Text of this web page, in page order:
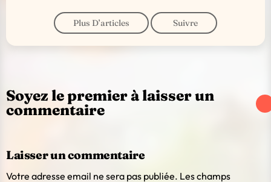
Plus D’articles Suivre
Soyez le premier à laisser un
commentaire
Laisser un commentaire
Votre adresse email ne sera pas publiée. Les champs